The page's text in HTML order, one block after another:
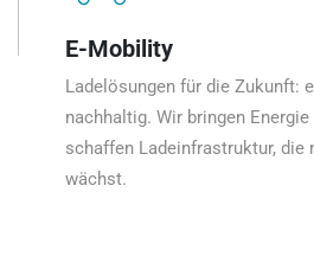
E-Mobility
Ladelösungen für die Zukunft:
nachhaltig. Wir bringen Energie
schaffen Ladeinfrastruktur, die
wächst.